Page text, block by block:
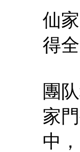
仙
得
團
家
中